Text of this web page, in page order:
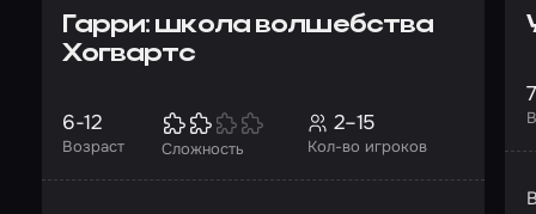
Гарри: школа волшебства
Хогвартс
Возраст
6-12
Сложность Кол-во игроков
2–15